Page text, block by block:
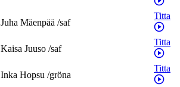
Juha Mäenpää /saf
Titta
Kaisa Juuso /saf
Titta
Inka Hopsu /gröna
Titta